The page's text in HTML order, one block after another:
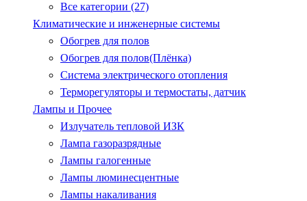
Все категории (27)
Климатические и инженерные системы
Обогрев для полов
Обогрев для полов(Плёнка)
Система электрического отопления
Терморегуляторы и термостаты, датчик
Лампы и Прочее
Излучатель тепловой ИЗК
Лампа газоразрядные
Лампы галогенные
Лампы люминесцентные
Лампы накаливания